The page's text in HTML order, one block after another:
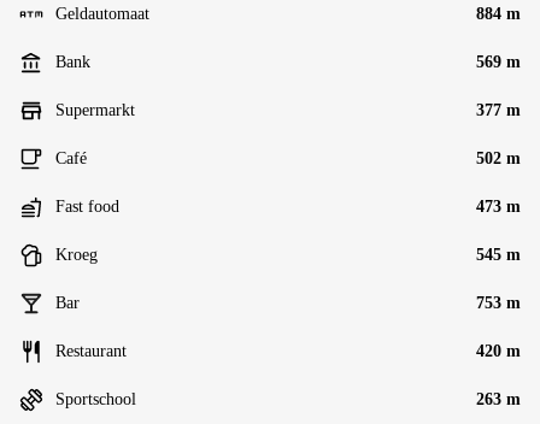
Geldautomaat 884 m
Bank 569 m
Supermarkt 377 m
Café 502 m
Fast food 473 m
Kroeg 545 m
Bar 753 m
Restaurant 420 m
Sportschool 263 m